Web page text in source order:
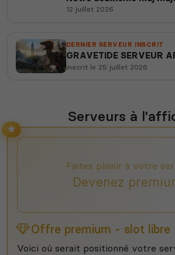
est en ligne
12 juillet 2026
DERNIER SERVEUR INSCRIT
GRAVETIDE SERVEUR
PVP
inscrit le 25 juillet 2026
Serveurs à
Faites plaisir à votre
Devenez
Offre premium - slot libre
Voici où serait positionné votre